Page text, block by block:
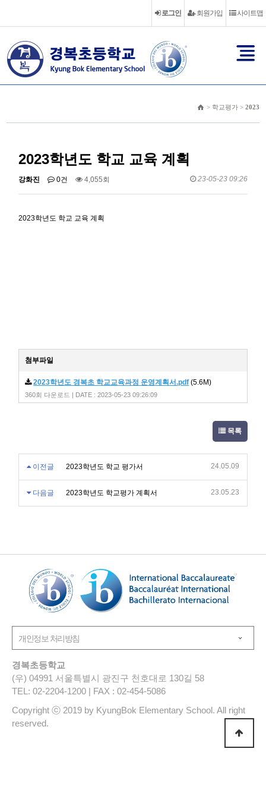
사이트맵
회원가입
로그인
> 학교평가 > 2023
2023학년도 학교 교육 계획
강화진 0건 4,055회 23-05-23 09:26
2023학년도 학교 교육 계획
첨부파일
2023학년도 경복초 학교교육과정 운영계획서.pdf (5.6M)
360회 다운로드 | DATE : 2023-05-23 09:26:09
목록
이전글 2023학년도 학교 평가서 24.05.09
다음글 2023학년도 학교평가 계획서 23.05.23
경복초등학교
(우) 04991 서울특별시 광진구 천호대로 130길 58
TEL: 02-2204-1200 | FAX : 02-454-5086
Copyright ⓒ 2019 by KyungBok Elementary School. All right
reserved.